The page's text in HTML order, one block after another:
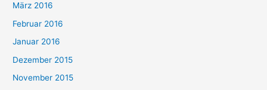
März 2016
Februar 2016
Januar 2016
Dezember 2015
November 2015